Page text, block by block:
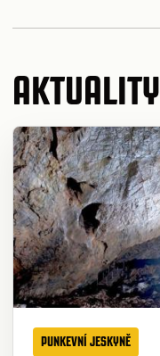
AKTUALITY
PUNKEVNÍ JESKYNĚ